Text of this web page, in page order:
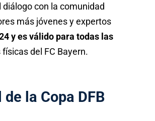
con la comunidad
más jóvenes y expertos
y es válido para todas las
del FC Bayern.
la Copa DFB